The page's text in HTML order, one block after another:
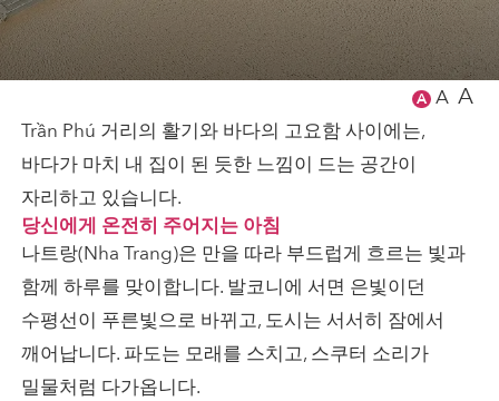
Jessi Pham
A A A
Trần Phú 거리의 활기와 바다의 고요함 사이에는,
바다가 마치 내 집이 된 듯한 느낌이 드는 공간이
자리하고 있습니다.
당신에게 온전히 주어지는 아침
나트랑(Nha Trang)은 만을 따라 부드럽게 흐르는 빛과
함께 하루를 맞이합니다. 발코니에 서면 은빛이던
수평선이 푸른빛으로 바뀌고, 도시는 서서히 잠에서
깨어납니다. 파도는 모래를 스치고, 스쿠터 소리가
밀물처럼 다가옵니다.